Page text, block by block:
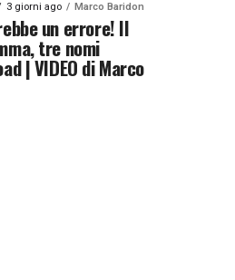
3 giorni ago Marco Baridon
un errore! Il
tre nomi
| VIDEO di Marco